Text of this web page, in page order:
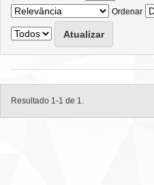
Ordenar
Resultado 1-1 de 1.